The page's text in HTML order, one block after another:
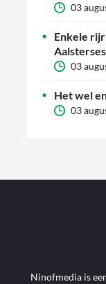
03
Enkele
03
Het wel
03
Ninofmedia is